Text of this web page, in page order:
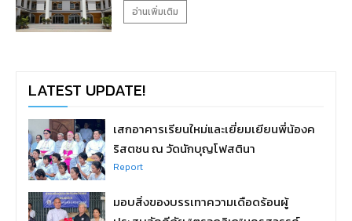
อ่านเพิ่มเติม
LATEST UPDATE!
เสกอาคารเรียนใหม่และเยี่ยมเยียนพี่น้องค
ริสตชน ณ วัดนักบุญโฟสตินา
Report
มอบสิ่งของบรรเทาความเดือดร้อนผู้